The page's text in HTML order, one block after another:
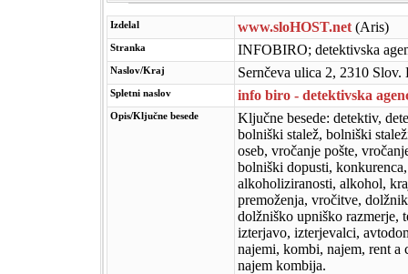
Izdelal www.sloHOST.net (Aris)
Stranka INFOBIRO; detektivska
Naslov/Kraj Sernčeva ulica 2, 2310 Slov.
Spletni naslov info biro - detektivska
Opis/Ključne besede
Ključne besede: detektiv,
bolniški stalež, bolniški
oseb, vročanje pošte,
bolniški dopusti,
alkoholiziranosti, alkohol,
premoženja, vročitve,
dolžniško upniško razmerje,
izterjavo, izterjevalci,
najemi, kombi, najem, rent a
najem kombija.